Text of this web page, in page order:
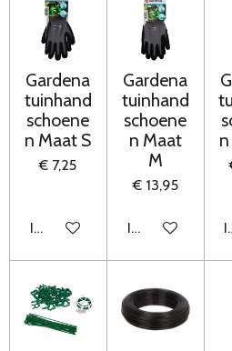
Gardena
tuinhand
schoene
n Maat S
€ 7,25
In winkelwagen
Gardena
tuinhand
schoene
n Maat
M
€ 13,95
In winkelwagen